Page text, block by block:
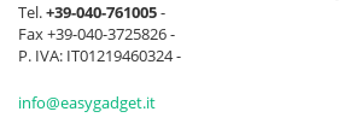
Tel.+39-040-761005-
Fax +39-040-3725826 -
P. IVA: IT01219460324 -
info@easygadget.it